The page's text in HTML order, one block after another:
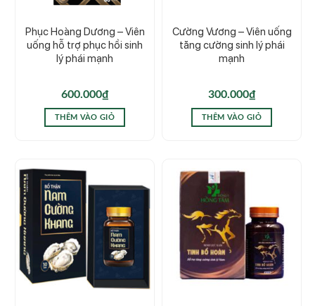
Phục Hoàng Dương – Viên
uống hỗ trợ phục hồi sinh
lý phái mạnh
600.000₫
THÊM VÀO GIỎ
Cường Vương – Viên uống
tăng cường sinh lý phái
mạnh
300.000₫
THÊM VÀO GIỎ